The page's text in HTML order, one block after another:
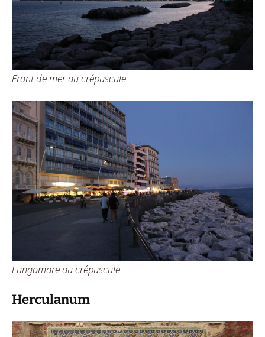
Front de mer au crépuscule
Lungomare au crépuscule
Herculanum